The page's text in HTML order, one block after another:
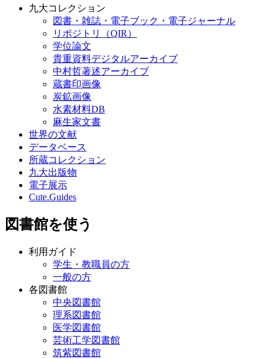
九大コレクション
図書・雑誌・電子ブック・電子ジャーナル
リポジトリ（QIR）
学位論文
貴重資料デジタルアーカイブ
中村哲著述アーカイブ
蔵書印画像
炭鉱画像
水素材料DB
麻生家文書
世界の文献
データベース
所蔵コレクション
九大出版物
電子展示
Cute.Guides
図書館を使う
利用ガイド
学生・教職員の方
一般の方
各図書館
中央図書館
理系図書館
医学図書館
芸術工学図書館
筑紫図書館